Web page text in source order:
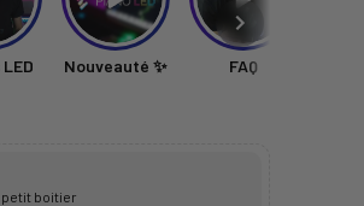
Nouveauté ✨ FAQ
boitier